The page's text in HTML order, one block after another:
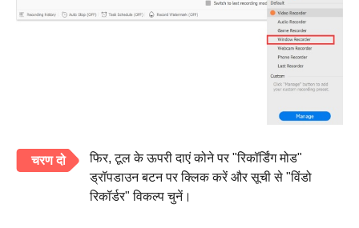
चरण दो
फिर, टूल के ऊपरी दाएं कोने पर "रिकॉर्डिंग मोड"
ड्रॉपडाउन बटन पर क्लिक करें और सूची से "विंडो
रिकॉर्डर" विकल्प चुनें।